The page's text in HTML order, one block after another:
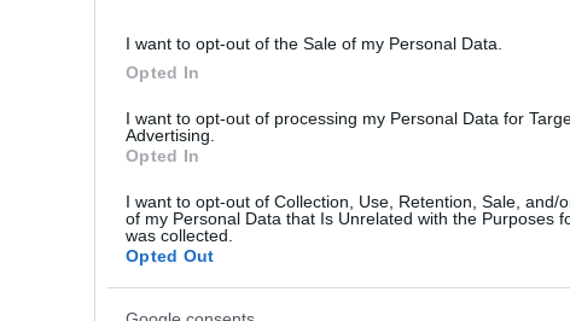
I want to opt-out of the Sale of my Personal Data.
Opted In
I want to opt-out of processing my Personal Data for
Advertising.
Opted In
I want to opt-out of Collection, Use, Retention, Sale, and/
of my Personal Data that Is Unrelated with the Purposes
was collected.
Opted Out